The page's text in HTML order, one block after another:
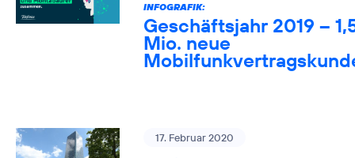
INFOGRAFIK:
Geschäftsjahr 2019 –
Mio. neue
17. Februar 2020